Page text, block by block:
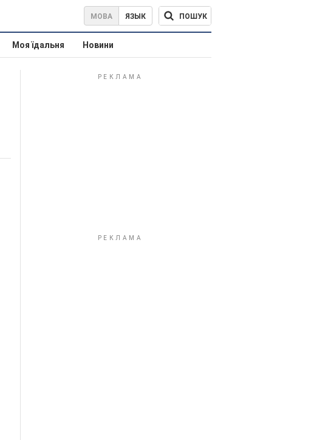
МОВА ЯЗЫК ПОШУК
Моя їдальня Новини